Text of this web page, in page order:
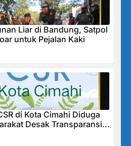
Liar di Bandung, Satpol
untuk Pejalan Kaki
di Kota Cimahi Diduga
Desak Transparansi
Sistem